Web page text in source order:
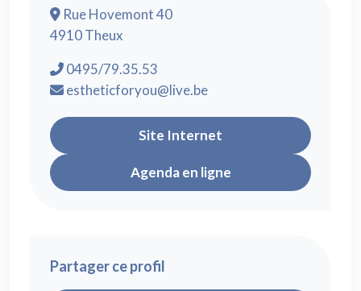
Rue Hovemont 40
4910 Theux
0495/79.35.53
estheticforyou@live.be
Site Internet
Agenda en ligne
Partager ce profil